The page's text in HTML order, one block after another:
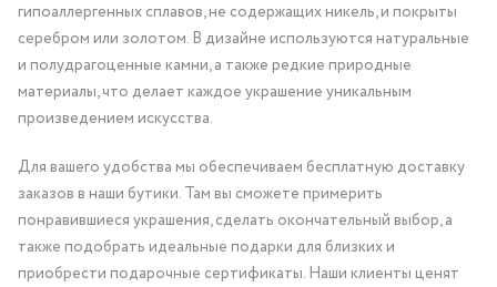
гипоаллергенных сплавов, не содержащих никель, и покрыты
серебром или золотом. В дизайне используются натуральные
и полудрагоценные камни, а также редкие природные
материалы, что делает каждое украшение уникальным
произведением искусства.
Для вашего удобства мы обеспечиваем бесплатную доставку
заказов в наши бутики. Там вы сможете примерить
понравившиеся украшения, сделать окончательный выбор, а
также подобрать идеальные подарки для близких и
приобрести подарочные сертификаты. Наши клиенты ценят